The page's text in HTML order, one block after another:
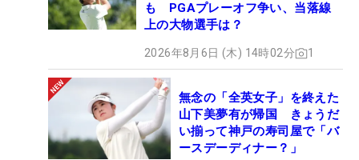
も PGAプレーオフ争い、当落線
上の大物選手は？
2026年8月6日 (木) 14時02分 1
無念の「全英女子」を終えた
山下美夢有が帰国 きょうだ
い揃って神戸の寿司屋で「バ
ースデーディナー？」